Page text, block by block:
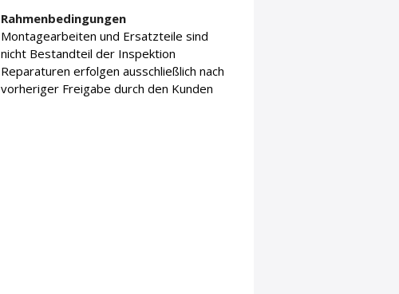
Rahmenbedingungen
Montagearbeiten und Ersatzteile sind
nicht Bestandteil der Inspektion
Reparaturen erfolgen ausschließlich nach
vorheriger Freigabe durch den Kunden